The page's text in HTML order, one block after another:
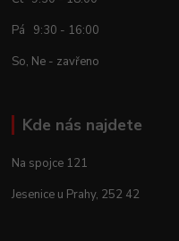
Pá 9:30 - 16:00
So, Ne - zavřeno
Kde nás najdete
Na spojce 121
Jesenice u Prahy, 252 42